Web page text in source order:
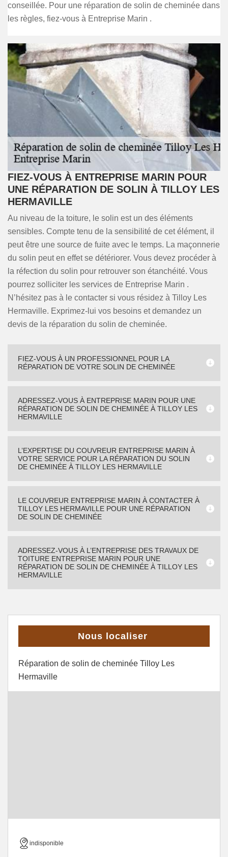
conseillée. Pour une réparation de solin de cheminée dans
les règles, fiez-vous à Entreprise Marin .
FIEZ-VOUS À ENTREPRISE MARIN POUR
UNE RÉPARATION DE SOLIN À TILLOY LES
HERMAVILLE
Au niveau de la toiture, le solin est un des éléments
sensibles. Compte tenu de la sensibilité de cet élément, il
peut être une source de fuite avec le temps. La maçonnerie
du solin peut en effet se détériorer. Vous devez procéder à
la réfection du solin pour retrouver son étanchéité. Vous
pourrez solliciter les services de Entreprise Marin .
N’hésitez pas à le contacter si vous résidez à Tilloy Les
Hermaville. Exprimez-lui vos besoins et demandez un
devis de la réparation du solin de cheminée.
FIEZ-VOUS À UN PROFESSIONNEL POUR LA
RÉPARATION DE VOTRE SOLIN DE CHEMINÉE
ADRESSEZ-VOUS À ENTREPRISE MARIN POUR UNE
RÉPARATION DE SOLIN DE CHEMINÉE À TILLOY LES
HERMAVILLE
L’EXPERTISE DU COUVREUR ENTREPRISE MARIN À
VOTRE SERVICE POUR LA RÉPARATION DU SOLIN
DE CHEMINÉE À TILLOY LES HERMAVILLE
LE COUVREUR ENTREPRISE MARIN À CONTACTER À
TILLOY LES HERMAVILLE POUR UNE RÉPARATION
DE SOLIN DE CHEMINÉE
ADRESSEZ-VOUS À L’ENTREPRISE DES TRAVAUX DE
TOITURE ENTREPRISE MARIN POUR UNE
RÉPARATION DE SOLIN DE CHEMINÉE À TILLOY LES
HERMAVILLE
Nous localiser
Réparation de solin de cheminée Tilloy Les
Hermaville
indisponible